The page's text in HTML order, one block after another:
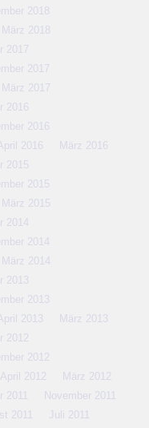
2018
März 2018
2017
2017
März 2017
2016
2016
2016
März 2016
2015
2015
März 2015
2014
2014
März 2014
2013
2013
2013
März 2013
2012
2012
April 2012
März 2012
2011
November 2011
2011
Juli 2011